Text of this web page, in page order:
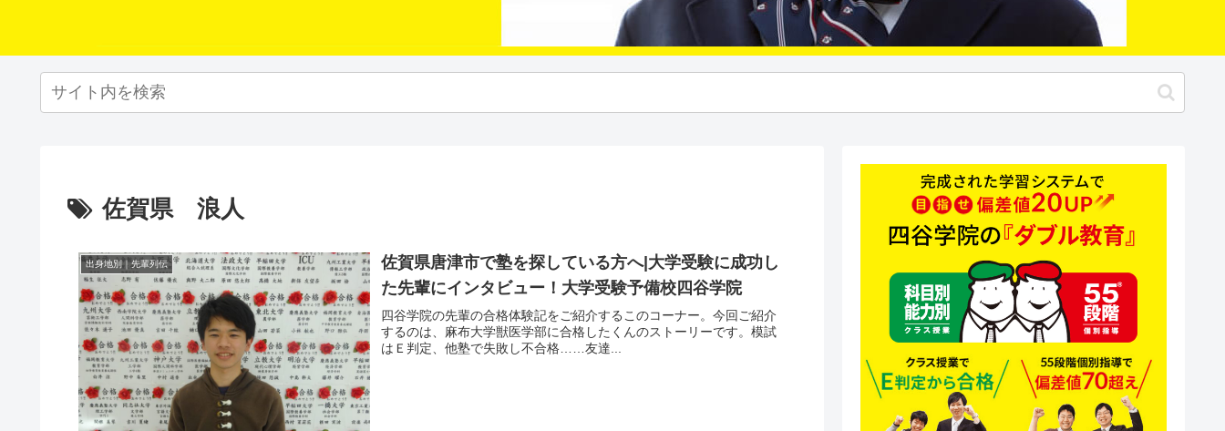
佐賀県 浪人
出身地別｜先輩列伝
佐賀県唐津市で塾を探している方へ|大学受験に成功し
た先輩にインタビュー！大学受験予備校四谷学院
四谷学院の先輩の合格体験記をご紹介するこのコーナー。今回ご紹介
するのは、麻布大学獣医学部に合格したくんのストーリーです。模試
はＥ判定、他塾で失敗し不合格……友達...